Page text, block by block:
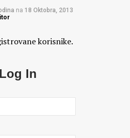
na 18 Oktobra, 2013
korisnike.
In